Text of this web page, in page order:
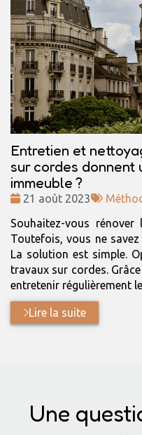
Entretien et
sur cordes donnent
immeuble ?
Date
21 août 2023
Tags
Souhaitez-vous
Toutefois, vous ne
La solution est simple.
travaux sur cordes.
entretenir régulièrement
Lire la suite
Une